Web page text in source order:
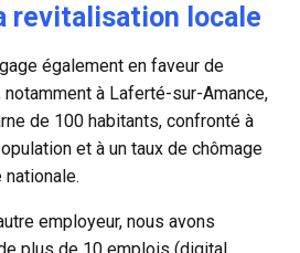
revitalisation locale
également en faveur de
notamment à Laferté-sur-Amance,
de 100 habitants, confronté à
et à un taux de chômage
nationale.
employeur, nous avons